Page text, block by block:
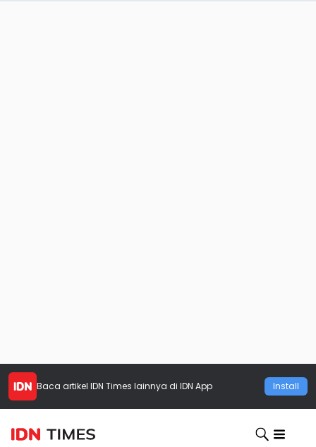
Baca artikel IDN Times lainnya di IDN App Install